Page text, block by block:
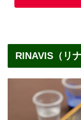
RINAVIS（リ